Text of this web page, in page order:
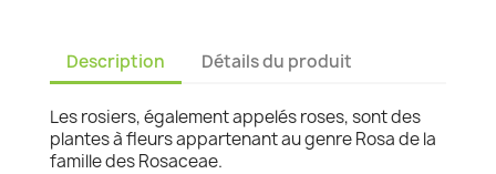
Description Détails du produit
Les rosiers, également appelés roses, sont des
plantes à fleurs appartenant au genre Rosa de la
famille des Rosaceae.